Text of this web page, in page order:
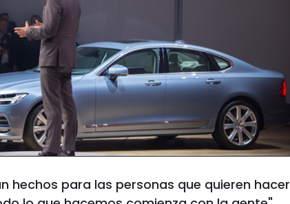
hechos para las personas que quieren hacer